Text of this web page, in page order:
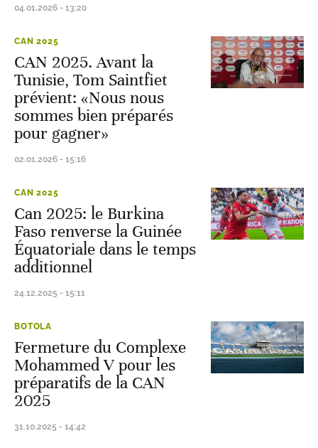
04.01.2026 - 13:20
CAN 2025
CAN 2025. Avant la
Tunisie, Tom Saintfiet
prévient: «Nous nous
sommes bien préparés
pour gagner»
02.01.2026 - 15:16
CAN 2025
Can 2025: le Burkina
Faso renverse la Guinée
Équatoriale dans le temps
additionnel
24.12.2025 - 15:11
BOTOLA
Fermeture du Complexe
Mohammed V pour les
préparatifs de la CAN
2025
31.10.2025 - 14:42